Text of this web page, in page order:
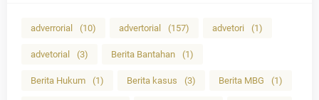
adverrorial (10) advertorial (157) advetori (1)
advetorial (3) Berita Bantahan (1)
Berita Hukum (1) Berita kasus (3) Berita MBG (1)